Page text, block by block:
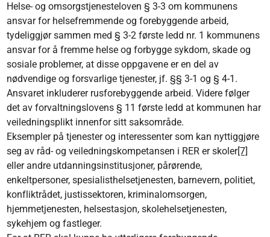
Helse- og omsorgstjenesteloven § 3-3 om kommunens
ansvar for helsefremmende og forebyggende arbeid,
tydeliggjør sammen med § 3-2 første ledd nr. 1 kommunens
ansvar for å fremme helse og forbygge sykdom, skade og
sosiale problemer, at disse oppgavene er en del av
nødvendige og forsvarlige tjenester, jf. §§ 3-1 og § 4-1.
Ansvaret inkluderer rusforebyggende arbeid. Videre følger
det av forvaltningslovens § 11 første ledd at kommunen har
veiledningsplikt innenfor sitt saksområde.
Eksempler på tjenester og interessenter som kan nyttiggjøre
seg av råd- og veiledningskompetansen i RER er skoler[7]
eller andre utdanningsinstitusjoner, pårørende,
enkeltpersoner, spesialisthelsetjenesten, barnevern, politiet,
konfliktrådet, justissektoren, kriminalomsorgen,
hjemmetjenesten, helsestasjon, skolehelsetjenesten,
sykehjem og fastleger.